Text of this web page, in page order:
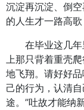
沉淀再沉淀、倒
的人生才一路高歌
在毕业这几年
上那只背着重壳
地飞翔。请好好
己的行为，认清
途。”吐故才能纳